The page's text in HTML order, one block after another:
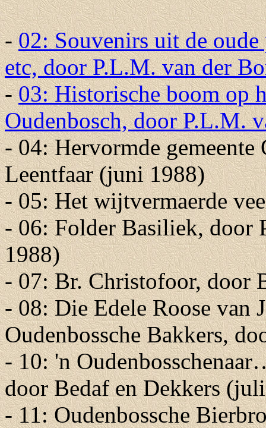
-02: Souvenirs uit de
etc, door P.L.M. van der
-03: Historische boom op
Oudenbosch, door P.L.M.
- 04: Hervormde
Leentfaar (juni 1988)
- 05: Het wijtvermaerde
- 06: Folder Basiliek, door
1988)
- 07: Br. Christofoor, door
- 08: Die Edele Roose van
Oudenbossche Bakkers,
- 10: 'n
door Bedaf en Dekkers
- 11: Oudenbossche